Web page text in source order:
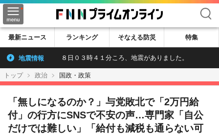
検索
最新ニュース ランキング そなえる防災 特集
地震情報 ８日０３時４１分ころ、地震がありました。
トップ 政治 国政・政策
「無しになるのか？」与党敗北で「2万円給
付」の行方にSNSで不安の声…専門家「自公
だけでは難しい」「給付も減税も通らない可